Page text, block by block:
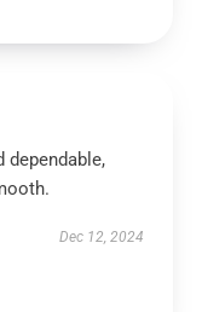
dependable,
Dec 12, 2024